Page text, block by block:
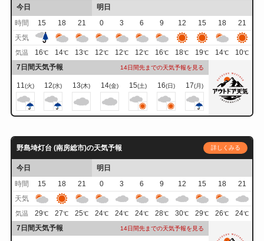
今日
明日
時間
15 18 21 0 3 6 9 12 15 18
21
天気
気温 16℃ 14℃ 13℃ 12℃ 12℃ 12℃ 16℃ 18℃ 19℃ 14℃ 10℃
7日間天気予報 14日間先までの天気予報を見る
11(火) 12(水) 13(木) 14(金) 15(土) 16(日) 17(月)
野島埼灯台 (南房総市)の天気予報 詳しくみる
今日
明日
時間
15 18 21 0 3 6 9 12 15 18
21
天気
気温 29℃ 27℃ 25℃ 24℃ 24℃ 24℃ 28℃ 30℃ 29℃ 26℃ 24℃
7日間天気予報 14日間先までの天気予報を見る